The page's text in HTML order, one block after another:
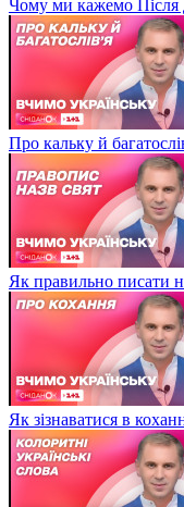
Чому ми кажемо Після
Про кальку й
Як правильно писати
Як зізнаватися в